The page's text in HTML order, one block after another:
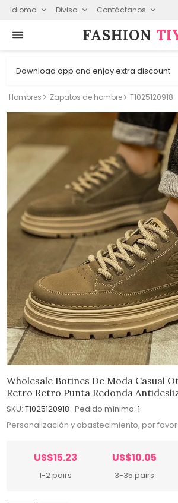
Idioma Divisa Contáctanos
FASHION⁠
Download app and enjoy extra discount
Hombres Zapatos de hombre T1025120918
Wholesale Botines De Moda Casual
Retro Retro Punta Redonda
SKU: T1025120918 Pedido mínimo: 1
Personalización y abastecimiento, por favor
US$15.23
1-2 pairs
US$10.05
3-35 pairs